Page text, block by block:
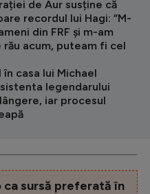
de Aur susține că
recordul lui Hagi: ”M-
din FRF și m-am
acum, puteam fi cel
casa lui Michael
legendarului
iar procesul
sursă preferată în